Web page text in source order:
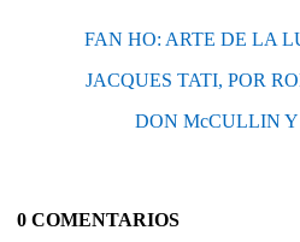
FAN HO: ARTE DE LA
JACQUES TATI, POR
DON McCULLIN Y
0 COMENTARIOS